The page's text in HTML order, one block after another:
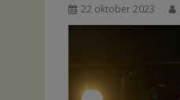
22 oktober 2023